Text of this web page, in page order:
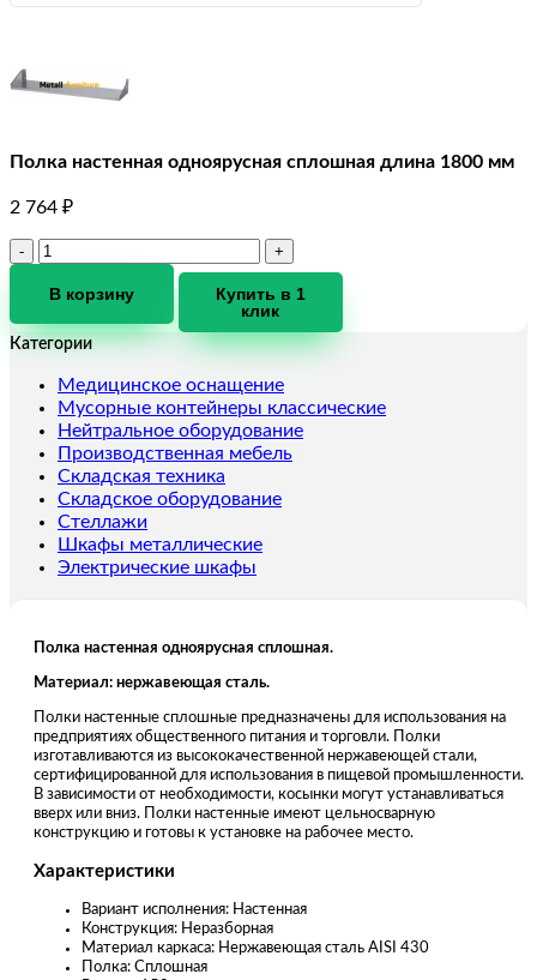
Полка настенная одноярусная сплошная длина 1800 мм
2 764 ₽
Количество
Полка
одноярусная
длина
1800
мм
В корзину
Купить в 1
клик
Категории
Медицинское оснащение
Мусорные контейнеры классические
Нейтральное оборудование
Производственная мебель
Складская техника
Складское оборудование
Стеллажи
Шкафы металлические
Электрические шкафы
Полка настенная одноярусная сплошная.
Материал: нержавеющая сталь.
Полки настенные сплошные предназначены для использования на
предприятиях общественного питания и торговли. Полки
изготавливаются из высококачественной нержавеющей стали,
сертифицированной для использования в пищевой промышленности.
В зависимости от необходимости, косынки могут устанавливаться
вверх или вниз. Полки настенные имеют цельносварную
конструкцию и готовы к установке на рабочее место.
Характеристики
Вариант исполнения: Настенная
Конструкция: Неразборная
Материал каркаса: Нержавеющая сталь AISI 430
Полка: Сплошная